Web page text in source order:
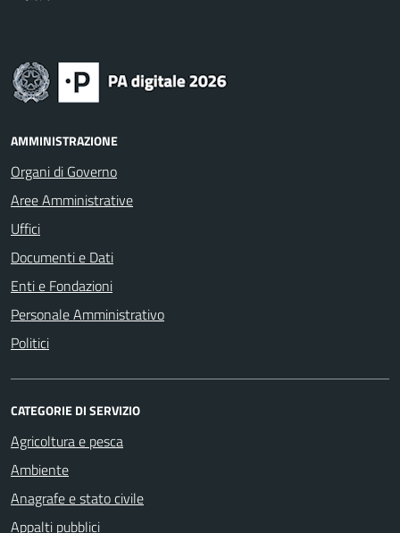
AMMINISTRAZIONE
Organi di Governo
Aree Amministrative
Uffici
Documenti e Dati
Enti e Fondazioni
Personale Amministrativo
Politici
CATEGORIE DI SERVIZIO
Agricoltura e pesca
Ambiente
Anagrafe e stato civile
Appalti pubblici